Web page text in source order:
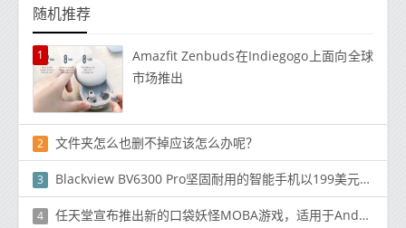
随机推荐
1
Amazfit Zenbuds在Indiegogo上面向全球
市场推出
2 文件夹怎么也删不掉应该怎么办呢？
3 Blackview BV6300 Pro坚固耐用的智能手机以199美元的折扣价提供
4 任天堂宣布推出新的口袋妖怪MOBA游戏，适用于Android，iOS